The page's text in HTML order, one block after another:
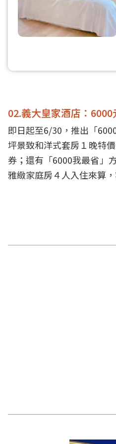
02.義大皇家酒店：
即日起至6/30，推出「
坪景致和洋式套房１晚特
券；還有「6000我最省」
雅緻家庭房４人入住來算